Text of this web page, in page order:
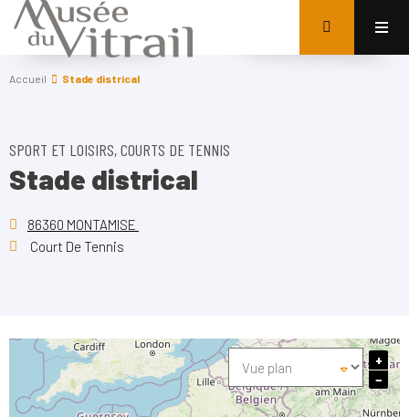
Accueil Stade districal
SPORT ET LOISIRS, COURTS DE TENNIS
Stade districal
86360 MONTAMISE
Court De Tennis
+
−